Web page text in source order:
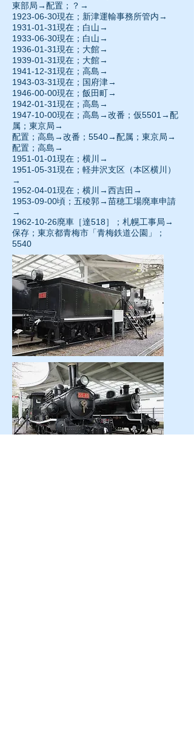
東部局→配置；？→
1923-06-30現在；新津運輸事務所管内→
1931-01-31現在；白山→
1933-06-30現在；白山→
1936-01-31現在；大館→
1939-01-31現在；大館→
1941-12-31現在；高島→
1943-03-31現在；国府津→
1946-00-00現在；飯田町→
1942-01-31現在；高島→
1947-10-00現在；高島→改番；仮5501→配
属；東京局→
配置；高島→改番；5540→配属；東京局→
配置；高島→
1951-01-01現在；横川→
1951-05-31現在；軽井沢支区（本区横川）
→
1952-04-01現在；横川→西吉田→
1953-09-00頃；五稜郭→苗穂工場廃車申請
→
1962-10-26廃車［達518］；札幌工事局→
保存；東京都青梅市「青梅鉄道公園」；
5540